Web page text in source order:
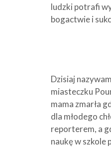
ludzki potrafi
bogactwie i
Dzisiaj
miasteczku
mama zmarła
dla młodego
reporterem, a
naukę w szkole